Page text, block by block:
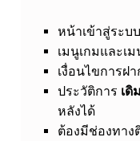
หน้าเข้าสู่ระบ
เมนูเกมและเ
เงื่อนไขการฝ
ประวัติการ เดิ
หลังได้
ต้องมีช่องทา